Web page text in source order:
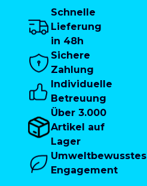
Schnelle
Lieferung
in 48h
Sichere
Zahlung
Individuelle
Betreuung
Über 3.000
Artikel auf
Lager
Umweltbewusstes
Engagement